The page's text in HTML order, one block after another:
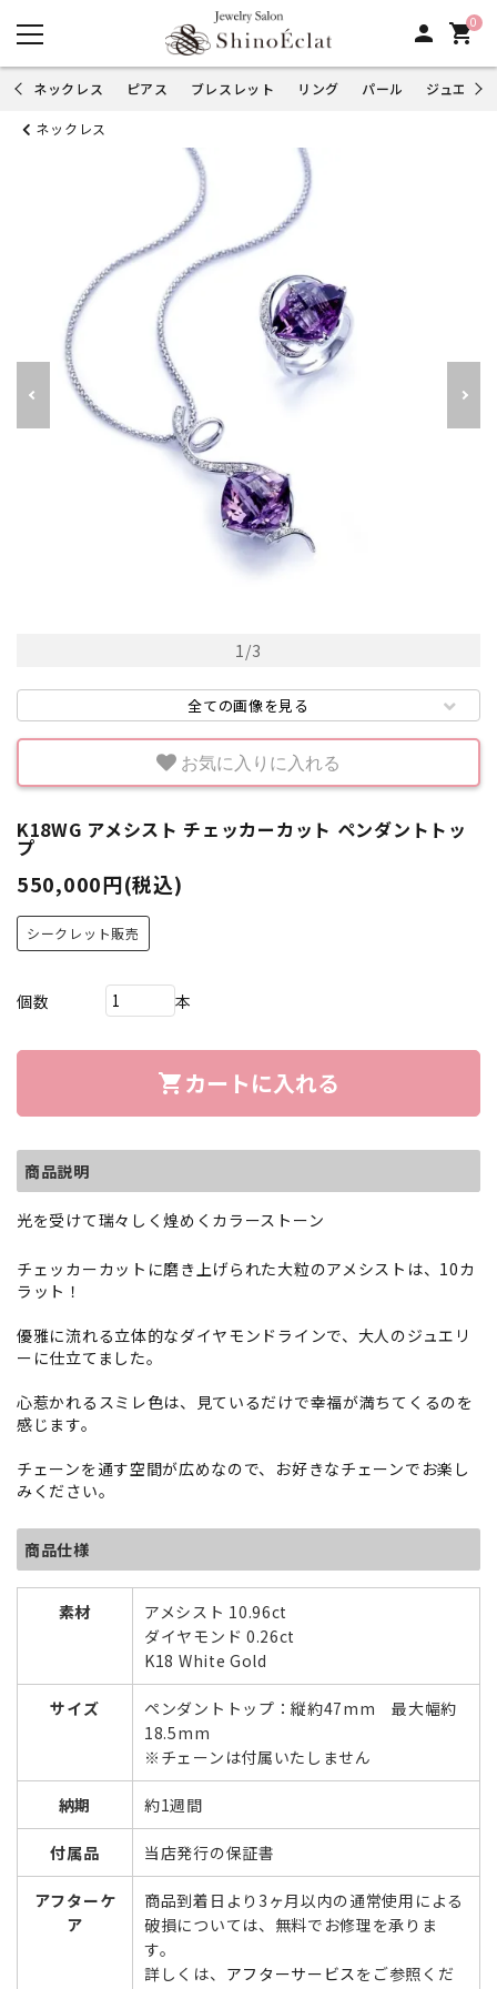
person 0
shopping_cart
ネックレス ピアス ブレスレット リング パール ジュエリ
ネックレス
1/3
全ての画像を見る
お気に入りに入れる
K18WG アメシスト チェッカーカット ペンダントトッ
プ
550,000円(税込)
シークレット販売
個数 本
shopping_cart カートに入れる
商品説明
光を受けて瑞々しく煌めくカラーストーン
チェッカーカットに磨き上げられた大粒のアメシストは、10カ
ラット！
優雅に流れる立体的なダイヤモンドラインで、大人のジュエリ
ーに仕立てました。
心惹かれるスミレ色は、見ているだけで幸福が満ちてくるのを
感じます。
チェーンを通す空間が広めなので、お好きなチェーンでお楽し
みください。
商品仕様
素材
アメシスト 10.96ct
ダイヤモンド 0.26ct
K18 White Gold
サイズ
ペンダントトップ：縦約47mm 最大幅約
18.5mm
※チェーンは付属いたしません
納期 約1週間
付属品 当店発行の保証書
アフターケ
ア
商品到着日より3ヶ月以内の通常使用による
破損については、無料でお修理を承りま
す。
詳しくは、 アフターサービスをご参照くだ